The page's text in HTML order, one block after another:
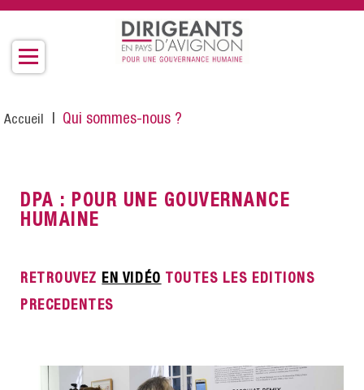
Aller
contenu
principal
Fil
Accueil Qui sommes-nous ?
DPA : POUR UNE GOUVERNANCE
HUMAINE
RETROUVEZ EN VIDÉO TOUTES LES EDITIONS
PRECEDENTES